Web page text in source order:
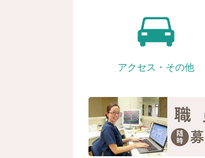
アクセス・その他